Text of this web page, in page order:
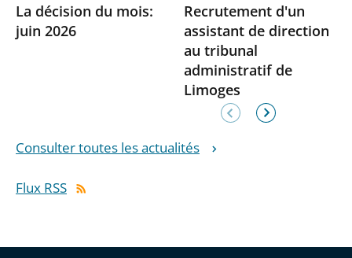
La décision du mois:
juin 2026
Recrutement d'un
assistant de direction
au tribunal
administratif de
Limoges
Consulter toutes les actualités
Flux RSS
Élément
précédent
Élément
suivant